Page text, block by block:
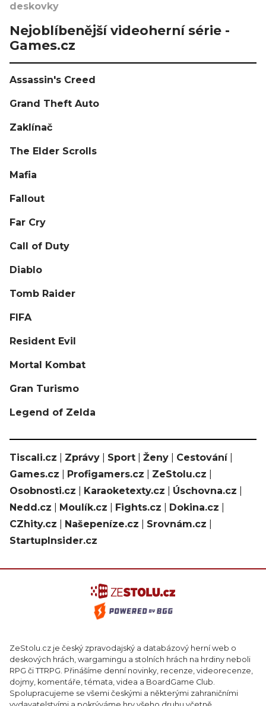
deskovky
Nejoblíbenější videoherní série -
Games.cz
Assassin's Creed
Grand Theft Auto
Zaklínač
The Elder Scrolls
Mafia
Fallout
Far Cry
Call of Duty
Diablo
Tomb Raider
FIFA
Resident Evil
Mortal Kombat
Gran Turismo
Legend of Zelda
Tiscali.cz Zprávy Sport Ženy Cestování|
Games.cz
Profigamers.cz ZeStolu.cz
Osobnosti.cz
Karaoketexty.cz Úschovna.cz
Nedd.cz
Moulík.cz Fights.cz Dokina.cz
CZhity.cz
Našepeníze.cz Srovnám.cz
StartupInsider.cz
ZeStolu.cz je český zpravodajský a databázový herní web o
deskových hrách, wargamingu a stolních hrách na hrdiny neboli
RPG či TTRPG. Přinášíme denní novinky, recenze, videorecenze,
dojmy, komentáře, témata, videa a BoardGame Club.
Spolupracujeme se všemi českými a některými zahraničními